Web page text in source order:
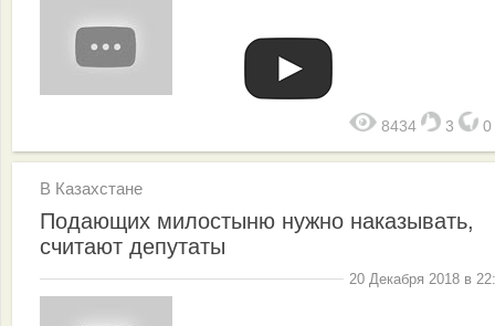
8434 3 0
В Казахстане
Подающих милостыню нужно наказывать,
считают депутаты
20 Декабря 2018 в